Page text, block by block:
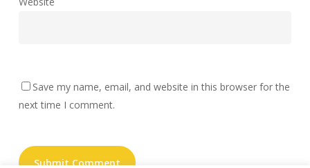
Save my name, email, and website in this browser for the
next time I comment.